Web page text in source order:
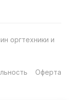
оргтехники и
Оферта